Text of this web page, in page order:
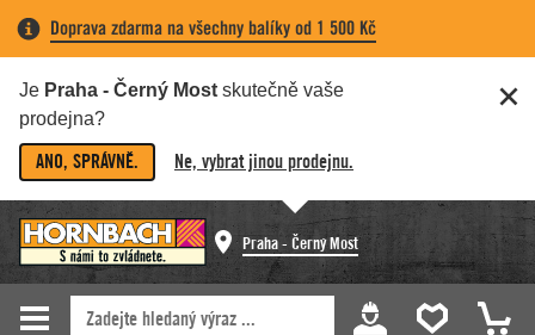
Doprava zdarma na všechny balíky od 1 500 Kč
Je Praha - Černý Most skutečně vaše
prodejna?
ANO, SPRÁVNĚ. Ne, vybrat jinou prodejnu.
Praha - Černý Most